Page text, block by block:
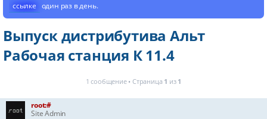
ссылке один раз в день.
Выпуск дистрибутива Альт
Рабочая станция К 11.4
1 сообщение • Страница 1 из 1
root:#
Site Admin